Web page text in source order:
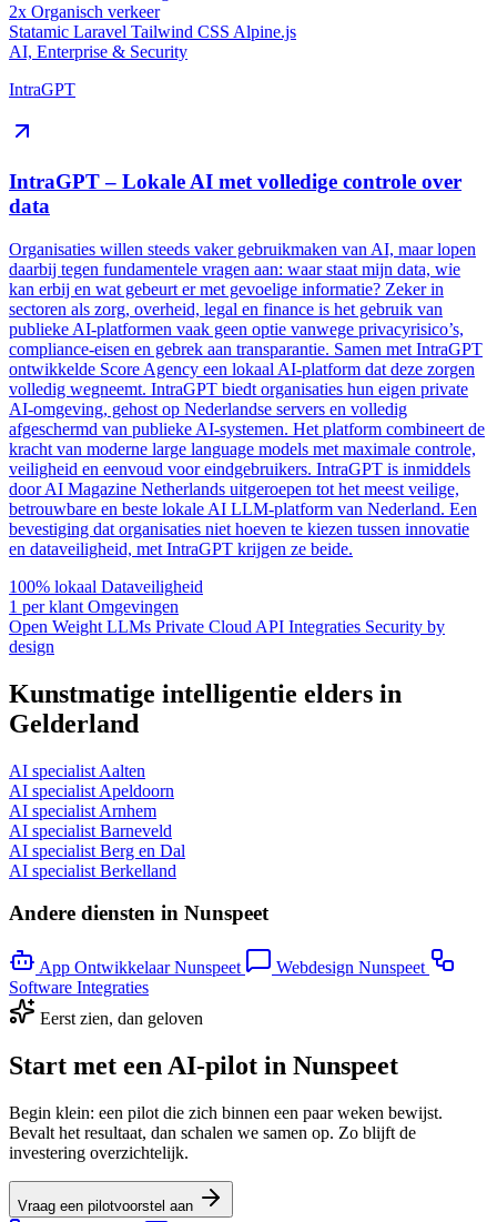
2x Organisch verkeer
Statamic Laravel Tailwind CSS Alpine.js
AI, Enterprise & Security
IntraGPT
IntraGPT – Lokale AI met volledige controle over
data
Organisaties willen steeds vaker gebruikmaken van AI, maar lopen
daarbij tegen fundamentele vragen aan: waar staat mijn data, wie
kan erbij en wat gebeurt er met gevoelige informatie? Zeker in
sectoren als zorg, overheid, legal en finance is het gebruik van
publieke AI-platformen vaak geen optie vanwege privacyrisico’s,
compliance-eisen en gebrek aan transparantie. Samen met IntraGPT
ontwikkelde Score Agency een lokaal AI-platform dat deze zorgen
volledig wegneemt. IntraGPT biedt organisaties hun eigen private
AI-omgeving, gehost op Nederlandse servers en volledig
afgeschermd van publieke AI-systemen. Het platform combineert de
kracht van moderne large language models met maximale controle,
veiligheid en eenvoud voor eindgebruikers. IntraGPT is inmiddels
door AI Magazine Netherlands uitgeroepen tot het meest veilige,
betrouwbare en beste lokale AI LLM-platform van Nederland. Een
bevestiging dat organisaties niet hoeven te kiezen tussen innovatie
en dataveiligheid, met IntraGPT krijgen ze beide.
100% lokaal Dataveiligheid
1 per klant Omgevingen
Open Weight LLMs Private Cloud API Integraties Security by
design
Kunstmatige intelligentie elders in
Gelderland
AI specialist Aalten
AI specialist Apeldoorn
AI specialist Arnhem
AI specialist Barneveld
AI specialist Berg en Dal
AI specialist Berkelland
Andere diensten in Nunspeet
App Ontwikkelaar Nunspeet
Webdesign Nunspeet
Software Integraties
Eerst zien, dan geloven
Start met een AI-pilot in Nunspeet
Begin klein: een pilot die zich binnen een paar weken bewijst.
Bevalt het resultaat, dan schalen we samen op. Zo blijft de
investering overzichtelijk.
Vraag een pilotvoorstel aan